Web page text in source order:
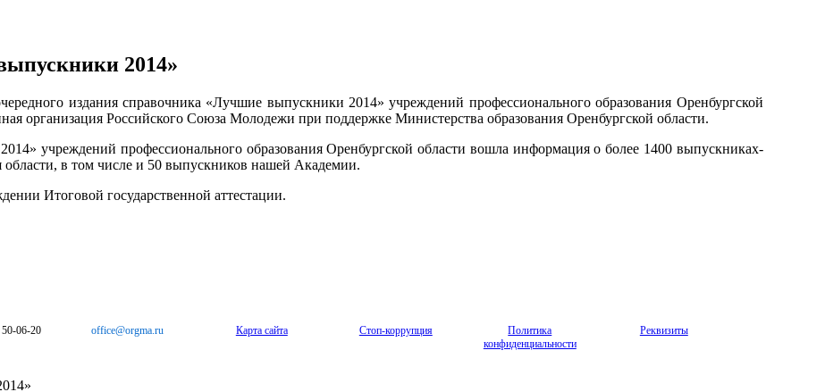
2014»
издания справочника «Лучшие выпускники 2014» учреждений профессионального образования Оренбургской
организация Российского Союза Молодежи при поддержке Министерства образования Оренбургской области.
учреждений профессионального образования Оренбургской области вошла информация о более 1400 выпускниках-
области, в том числе и 50 выпускников нашей Академии.
Итоговой государственной аттестации.
06-20 office@orgma.ru Карта сайта Стоп-коррупция
Политика
конфиденциальности
Реквизиты